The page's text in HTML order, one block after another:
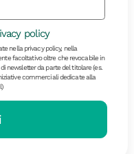
lungo
policy
nella privacy policy, nella
facoltativo oltre che revocabile in
newsletter da parte del titolare (es.
commerciali dedicate alla